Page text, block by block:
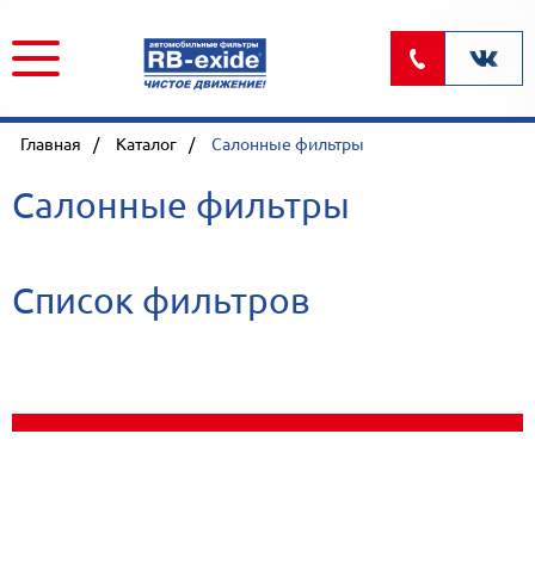
Главная Каталог Салонные фильтры
Салонные фильтры
Список фильтров